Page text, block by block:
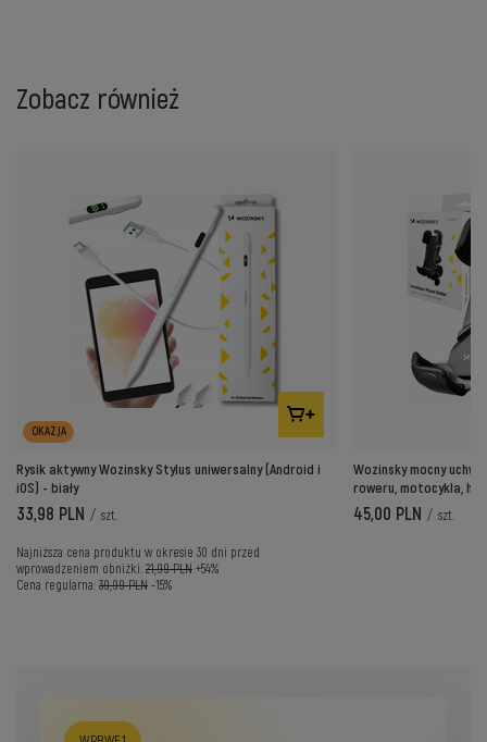
Zobacz również
OKAZJA
Rysik aktywny Wozinsky Stylus uniwersalny (Android i
iOS) - biały
33,98 PLN / szt.
Najniższa cena produktu w okresie 30 dni przed
wprowadzeniem obniżki: 21,99 PLN +54%
Cena regularna: 39,99 PLN -15%
Wozinsky mocny
roweru, motocykla,
45,00 PLN / szt.